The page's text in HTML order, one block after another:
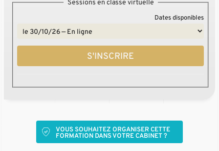
Sessions en classe virtuelle
Dates disponibles
S'INSCRIRE
VOUS SOUHAITEZ ORGANISER CETTE
FORMATION DANS VOTRE CABINET ?